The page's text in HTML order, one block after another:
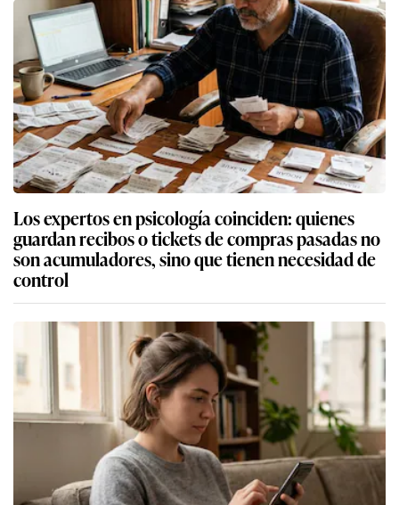
Los expertos en psicología coinciden: quienes
guardan recibos o tickets de compras pasadas no
son acumuladores, sino que tienen necesidad de
control